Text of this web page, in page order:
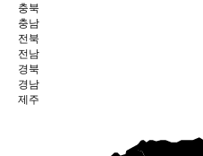
충북
충남
전북
전남
경북
경남
제주